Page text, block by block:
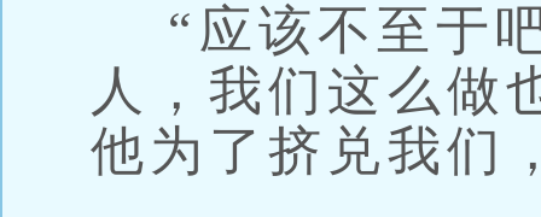
“应该不至于
人，我们这么做
他为了挤兑我们